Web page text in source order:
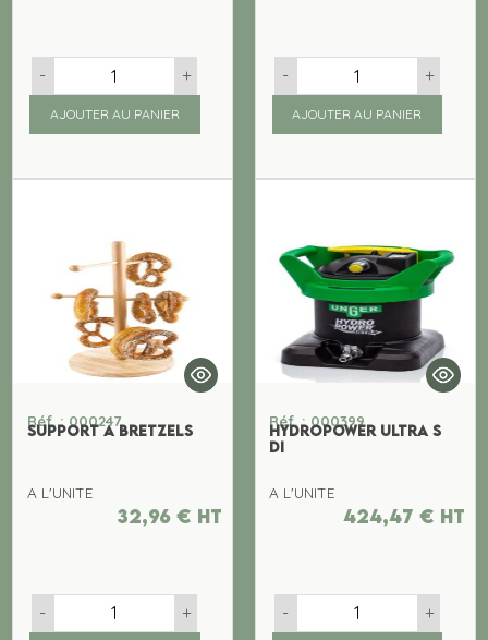
- +
AJOUTER AU PANIER
- +
AJOUTER AU PANIER
Réf. : 000247
SUPPORT A BRETZELS
A L'UNITE
32,96 € ht
- +
Réf. : 000399
HYDROPOWER ULTRA S
DI
A L'UNITE
424,47 € ht
- +